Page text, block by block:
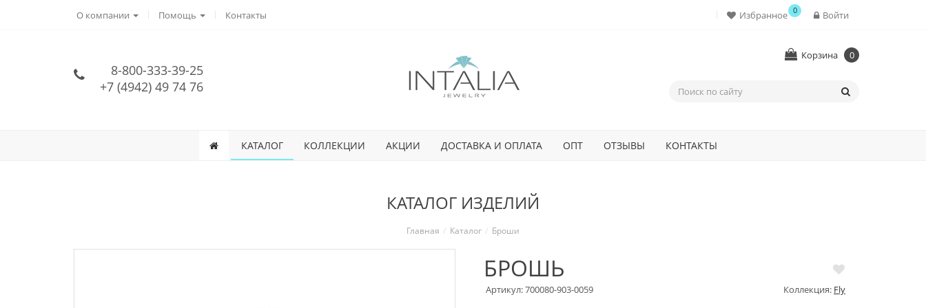
О компании Помощь Контакты Войти
Избранное 0
8-800-333-39-25
+7 (4942) 49 74 76
Корзина 0
КАТАЛОГ КОЛЛЕКЦИИ АКЦИИ ДОСТАВКА И ОПЛАТА ОПТ ОТЗЫВЫ КОНТАКТЫ
КАТАЛОГ ИЗДЕЛИЙ
Главная Каталог Броши
БРОШЬ
Артикул: 700080-903-0059 Коллекция: Fly